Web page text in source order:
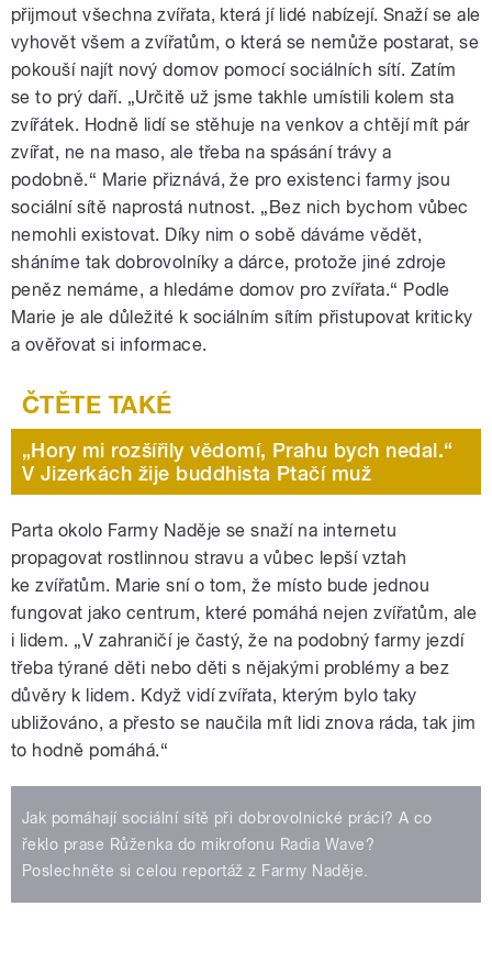
přijmout všechna zvířata, která jí lidé nabízejí. Snaží se ale
vyhovět všem a zvířatům, o která se nemůže postarat, se
pokouší najít nový domov pomocí sociálních sítí. Zatím
se to prý daří. „Určitě už jsme takhle umístili kolem sta
zvířátek. Hodně lidí se stěhuje na venkov a chtějí mít pár
zvířat, ne na maso, ale třeba na spásání trávy a
podobně.“ Marie přiznává, že pro existenci farmy jsou
sociální sítě naprostá nutnost. „Bez nich bychom vůbec
nemohli existovat. Díky nim o sobě dáváme vědět,
sháníme tak dobrovolníky a dárce, protože jiné zdroje
peněz nemáme, a hledáme domov pro zvířata.“ Podle
Marie je ale důležité k sociálním sítím přistupovat kriticky
a ověřovat si informace.
„Hory mi rozšířily vědomí, Prahu bych nedal.“
V Jizerkách žije buddhista Ptačí muž
Parta okolo Farmy Naděje se snaží na internetu
propagovat rostlinnou stravu a vůbec lepší vztah
ke zvířatům. Marie sní o tom, že místo bude jednou
fungovat jako centrum, které pomáhá nejen zvířatům, ale
i lidem. „V zahraničí je častý, že na podobný farmy jezdí
třeba týrané děti nebo děti s nějakými problémy a bez
důvěry k lidem. Když vidí zvířata, kterým bylo taky
ubližováno, a přesto se naučila mít lidi znova ráda, tak jim
to hodně pomáhá.“
Jak pomáhají sociální sítě při dobrovolnické práci? A co
řeklo prase Růženka do mikrofonu Radia Wave?
Poslechněte si celou reportáž z Farmy Naděje.